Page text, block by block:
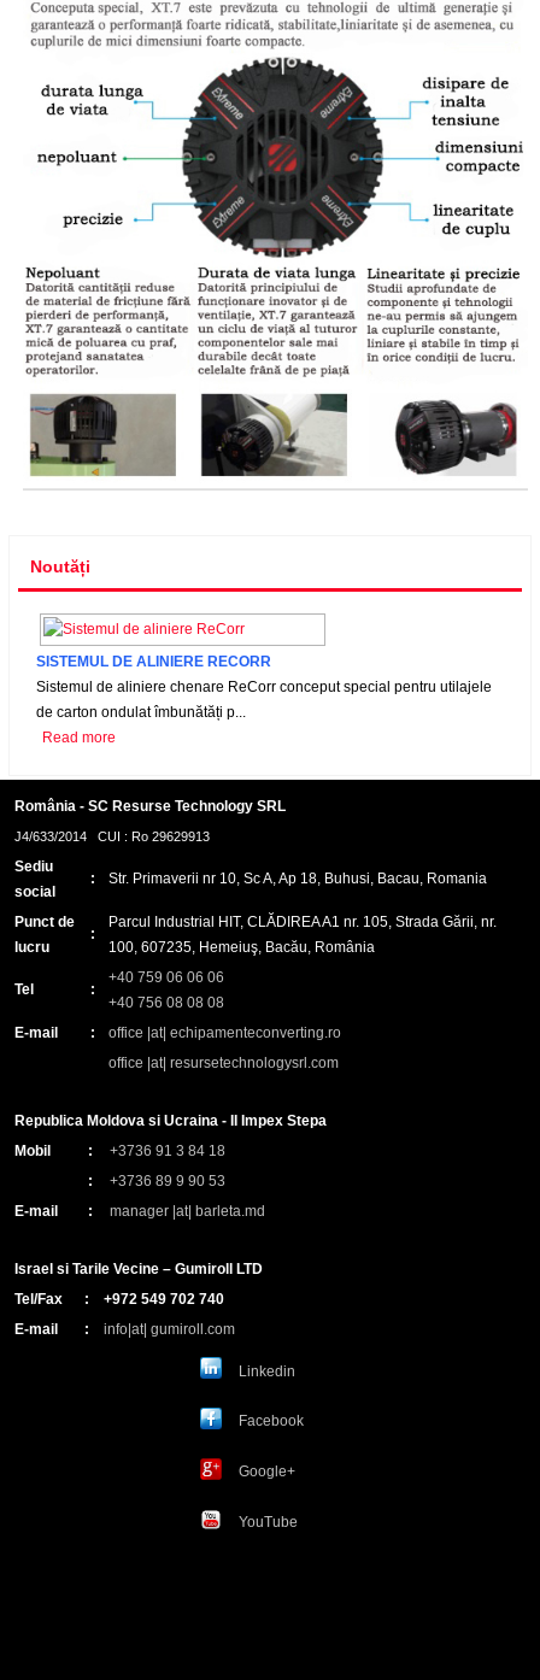
Noutăți
SISTEMUL DE ALINIERE RECORR
Sistemul de aliniere chenare ReCorr conceput special pentru utilajele
de carton ondulat îmbunătăți p...
Read more
România - SC Resurse Technology SRL
J4/633/2014 CUI : Ro 29629913
Sediu
social
: Str. Primaverii nr 10, Sc A, Ap 18, Buhusi, Bacau, Romania
Punct de
lucru
:
Parcul Industrial HIT, CLĂDIREA A1 nr. 105, Strada Gării, nr.
100, 607235, Hemeiuş, Bacău, România
Tel :
+40 759 06 06 06
+40 756 08 08 08
E-mail
:
office |at| echipamenteconverting.ro
office |at| resursetechnologysrl.com
Republica Moldova si Ucraina - II Impex Stepa
Mobil
:
+3736 91 3 84 18
:
+3736 89 9 90 53
E-mail
: manager |at| barleta.md
Israel si Tarile Vecine – Gumiroll LTD
Tel/Fax
:
+972 549 702 740
E-mail
: info|at| gumiroll.com
Linkedin
Facebook
Google+
YouTube